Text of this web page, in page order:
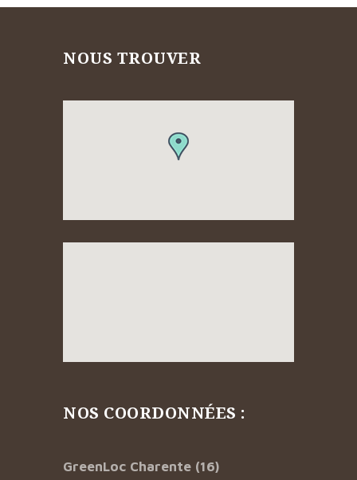
NOUS TROUVER
NOS COORDONNÉES :
GreenLoc Charente (16)